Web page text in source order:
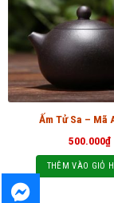
Ấm Tử Sa – Mã
500.000₫
THÊM VÀO GIỎ